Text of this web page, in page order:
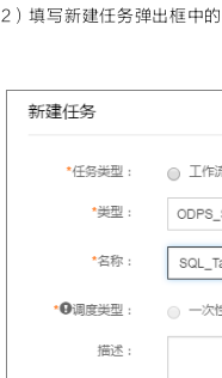
2）填写新建任务弹出框中